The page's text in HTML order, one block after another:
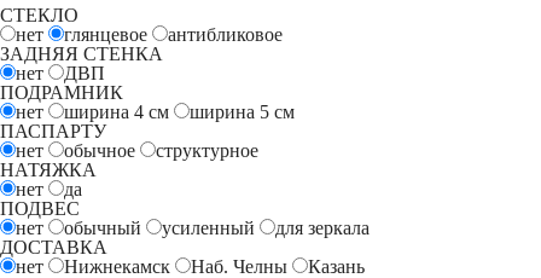
СТЕКЛО
нет
глянцевое
антибликовое
ЗАДНЯЯ СТЕНКА
нет
ДВП
ПОДРАМНИК
нет
ширина 4 см ширина 5 см
ПАСПАРТУ
нет
обычное
структурное
НАТЯЖКА
нет
да
ПОДВЕС
нет
обычный усиленный
для зеркала
ДОСТАВКА
нет
Нижнекамск Наб. Челны
Казань